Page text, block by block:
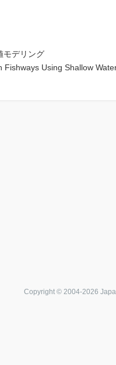
モデリング
Fishways Using Shallow
Copyright © 2004-2026